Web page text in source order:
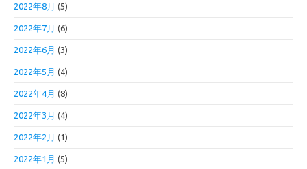
2022年8月 (5)
2022年7月 (6)
2022年6月 (3)
2022年5月 (4)
2022年4月 (8)
2022年3月 (4)
2022年2月 (1)
2022年1月 (5)